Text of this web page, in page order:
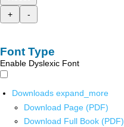
+
-
Font Type
Enable Dyslexic Font
Downloads expand_more
Download Page (PDF)
Download Full Book (PDF)